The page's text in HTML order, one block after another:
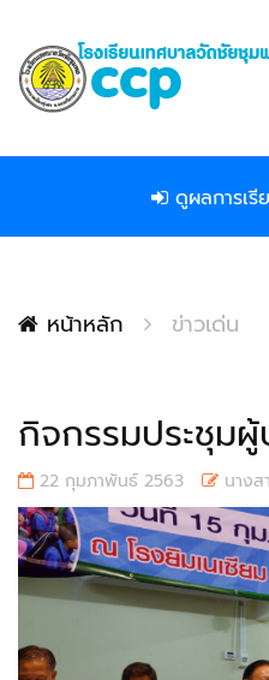
ดูผลการเรี
หน้าหลัก ข่าวเด่น
กิจกรรมประชุม
22 กุมภาพันธ์ 2563 นาง